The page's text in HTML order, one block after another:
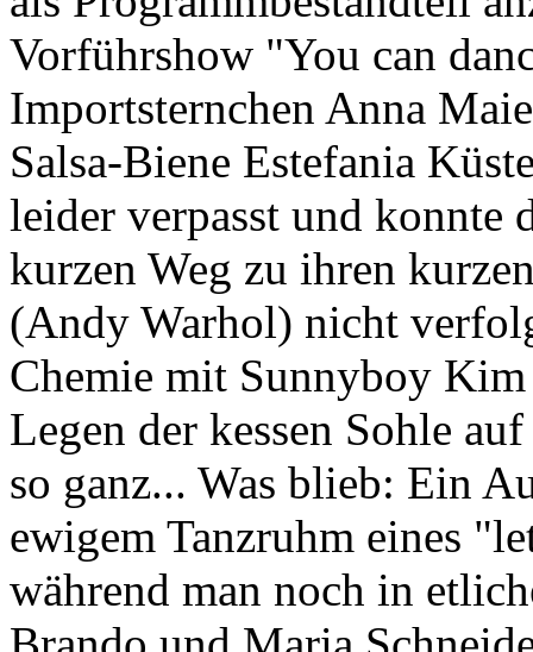
Vorführshow "You can
Importsternchen Anna
Salsa-Biene Estefania
leider verpasst und konnte
kurzen Weg zu ihren
(Andy Warhol) nicht
Chemie mit Sunnyboy
Legen der kessen Sohle
so ganz... Was blieb: Ein
ewigem Tanzruhm eines
während man noch in